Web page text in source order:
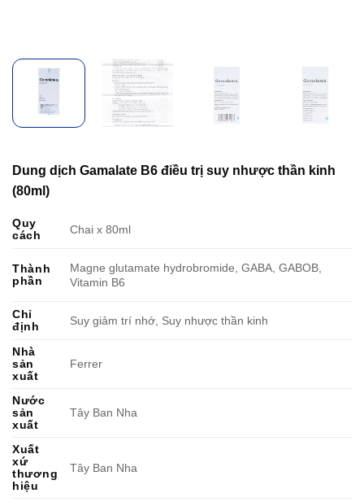
Dung dịch Gamalate B6 điều trị suy nhược thần kinh
(80ml)
Quy
cách
Chai x 80ml
Thành
phần
Magne glutamate hydrobromide, GABA, GABOB,
Vitamin B6
Chỉ
định
Suy giảm trí nhớ, Suy nhược thần kinh
Nhà
sản
xuất
Ferrer
Nước
sản
xuất
Tây Ban Nha
Xuất
xứ
thương
hiệu
Tây Ban Nha